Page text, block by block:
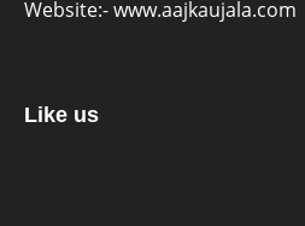
Website:-www.aajkaujala.com
Like us